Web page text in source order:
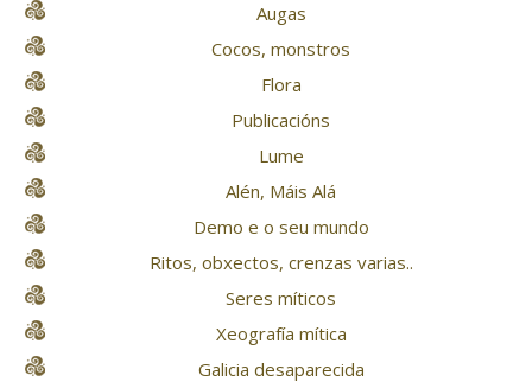
Augas
Cocos, monstros
Flora
Publicacións
Lume
Alén, Máis Alá
Demo e o seu mundo
Ritos, obxectos, crenzas varias..
Seres míticos
Xeografía mítica
Galicia desaparecida